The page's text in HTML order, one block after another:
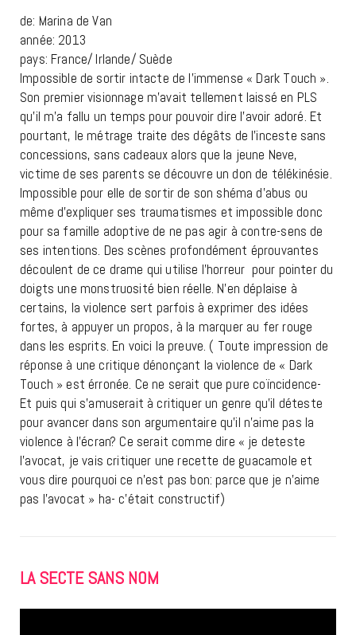
de: Marina de Van
année: 2013
pays: France/ Irlande/ Suède
Impossible de sortir intacte de l’immense « Dark Touch ».
Son premier visionnage m’avait tellement laissé en PLS
qu’il m’a fallu un temps pour pouvoir dire l’avoir adoré. Et
pourtant, le métrage traite des dégâts de l’inceste sans
concessions, sans cadeaux alors que la jeune Neve,
victime de ses parents se découvre un don de télékinésie.
Impossible pour elle de sortir de son shéma d’abus ou
même d’expliquer ses traumatismes et impossible donc
pour sa famille adoptive de ne pas agir à contre-sens de
ses intentions. Des scènes profondément éprouvantes
découlent de ce drame qui utilise l’horreur pour pointer du
doigts une monstruosité bien réelle. N’en déplaise à
certains, la violence sert parfois à exprimer des idées
fortes, à appuyer un propos, à la marquer au fer rouge
dans les esprits. En voici la preuve. ( Toute impression de
réponse à une critique dénonçant la violence de « Dark
Touch » est érronée. Ce ne serait que pure coïncidence-
Et puis qui s’amuserait à critiquer un genre qu’il déteste
pour avancer dans son argumentaire qu’il n’aime pas la
violence à l’écran? Ce serait comme dire « je deteste
l’avocat, je vais critiquer une recette de guacamole et
vous dire pourquoi ce n’est pas bon: parce que je n’aime
pas l’avocat » ha- c’était constructif)
LA SECTE SANS NOM